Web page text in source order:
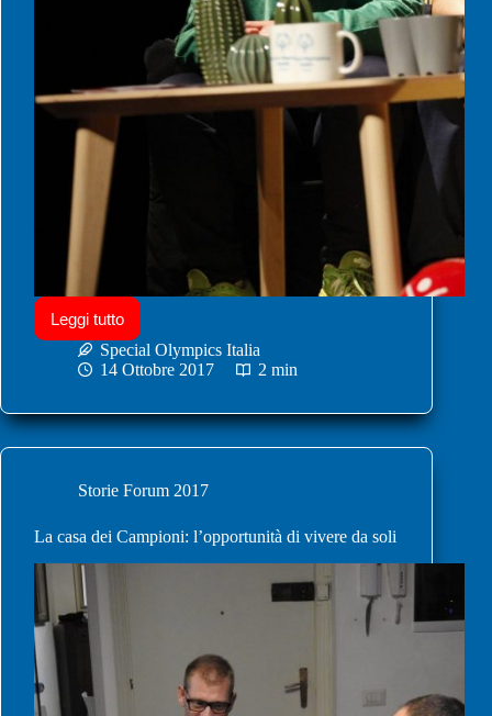
Leggi tutto
Special Olympics Italia
14 Ottobre 2017
2 min
Storie Forum 2017
La casa dei Campioni: l’opportunità di vivere da soli